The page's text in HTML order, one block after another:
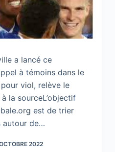
a lancé ce
à témoins dans le
pour viol, relève le
la sourceL’objectif
est de trier
autour de…
2022